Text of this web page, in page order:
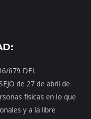
679 DEL
de 27 de abril de
físicas en lo que
y a la libre